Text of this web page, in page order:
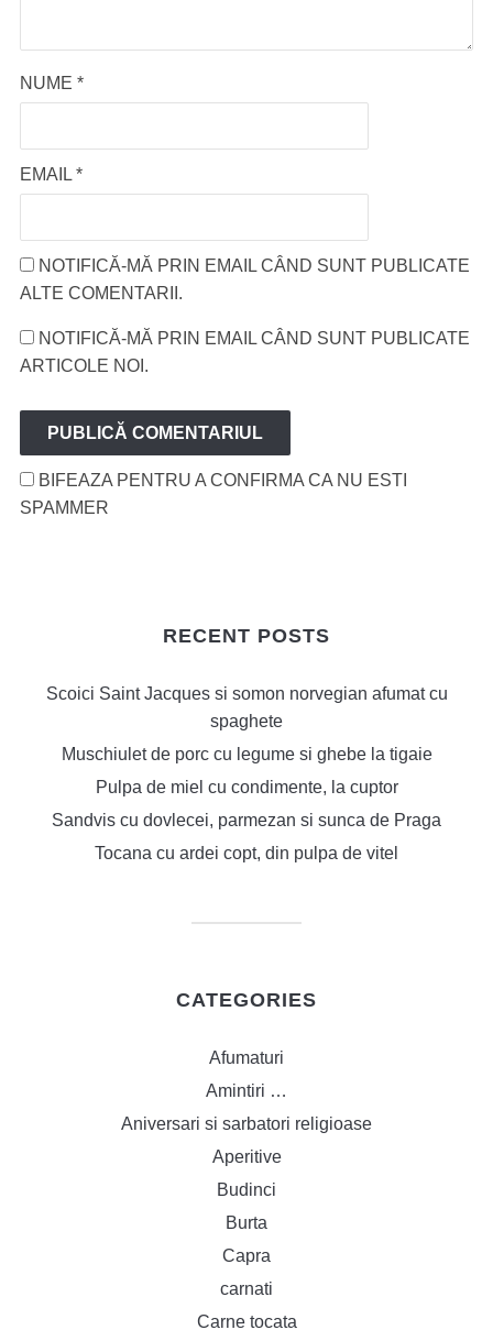
NUME *
EMAIL *
NOTIFICĂ-MĂ PRIN EMAIL CÂND SUNT PUBLICATE
ALTE COMENTARII.
NOTIFICĂ-MĂ PRIN EMAIL CÂND SUNT PUBLICATE
ARTICOLE NOI.
BIFEAZA PENTRU A CONFIRMA CA NU ESTI
SPAMMER
RECENT POSTS
Scoici Saint Jacques si somon norvegian afumat cu
spaghete
Muschiulet de porc cu legume si ghebe la tigaie
Pulpa de miel cu condimente, la cuptor
Sandvis cu dovlecei, parmezan si sunca de Praga
Tocana cu ardei copt, din pulpa de vitel
CATEGORIES
Afumaturi
Amintiri …
Aniversari si sarbatori religioase
Aperitive
Budinci
Burta
Capra
carnati
Carne tocata